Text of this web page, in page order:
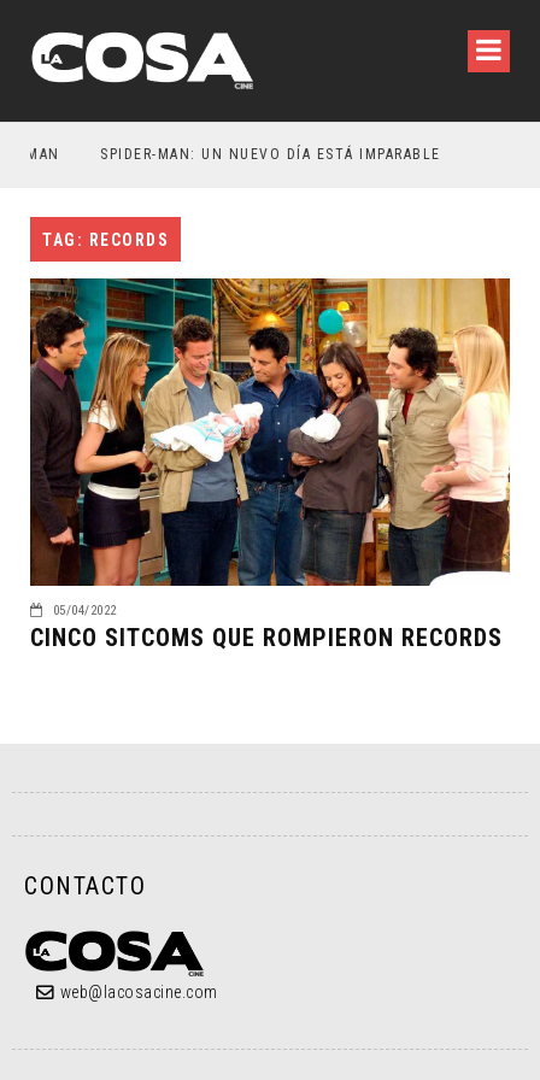
SPIDER-MAN: UN NUEVO DÍA ESTÁ IMPARABLE
TAG: RECORDS
05/04/2022
CINCO SITCOMS QUE ROMPIERON RECORDS
CONTACTO
web@lacosacine.com